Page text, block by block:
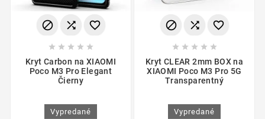
  
    
Kryt Carbon na XIAOMI
Poco M3 Pro Elegant
Čierny
Vypredané
  
    
Kryt CLEAR 2mm BOX na
XIAOMI Poco M3 Pro 5G
Transparentný
Vypredané